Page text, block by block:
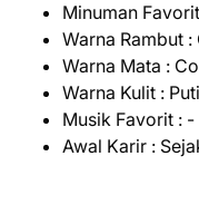
Minuman
Warna Rambut
Warna Mata :
Warna Kulit :
Musik Favorit : -
Awal Karir :